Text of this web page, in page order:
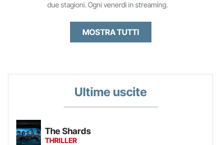
due stagioni. Ogni venerdì in streaming.
MOSTRA TUTTI
Ultime uscite
The Shards
THRILLER